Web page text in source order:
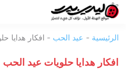
بيرد
الرئيسية - عيد الحب - افكار هدايا
افكار هدايا حلويات عيد الحب